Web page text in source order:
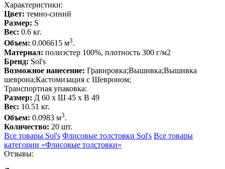
Характеристики:
Цвет: темно-синий
Размер: S
Вес: 0.6 кг.
Объем: 0.006615 м3.
Материал: полиэстер 100%, плотность 300 г/м2
Бренд: Sol's
Возможное нанесение: Гравировка;Вышивка;Вышивка
шеврона;Кастомизация с Шевроном;
Транспортная упаковка:
Размер: Д 60 x Ш 45 x В 49
Вес: 10.51 кг.
Объем: 0.0983 м3.
Количество: 20 шт.
Все товары Sol's Флисовые толстовки Sol's Все товары
категории «Флисовые толстовки»
Отзывы: